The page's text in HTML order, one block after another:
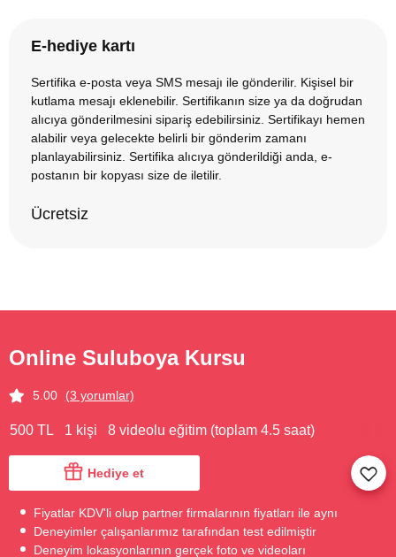
E-hediye kartı
Sertifika e-posta veya SMS mesajı ile gönderilir. Kişisel bir
kutlama mesajı eklenebilir. Sertifikanın size ya da doğrudan
alıcıya gönderilmesini sipariş edebilirsiniz. Sertifikayı hemen
alabilir veya gelecekte belirli bir gönderim zamanı
planlayabilirsiniz. Sertifika alıcıya gönderildiği anda, e-
postanın bir kopyası size de iletilir.
Ücretsiz
Online Suluboya Kursu
5.00 (3 yorumlar)
500 TL 1 kişi 8 videolu eğitim (toplam 4.5 saat)
Hediye et
Fiyatlar KDV'li olup partner firmalarının fiyatları ile aynı
Deneyimler çalışanlarımız tarafından test edilmiştir
Deneyim lokasyonlarının gerçek foto ve videoları